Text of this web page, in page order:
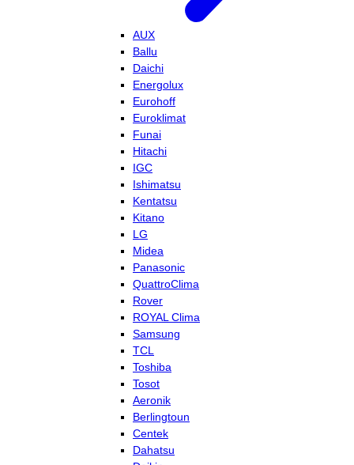
AUX
Ballu
Daichi
Energolux
Eurohoff
Euroklimat
Funai
Hitachi
IGC
Ishimatsu
Kentatsu
Kitano
LG
Midea
Panasonic
QuattroClima
Rover
ROYAL Clima
Samsung
TCL
Toshiba
Tosot
Aeronik
Berlingtoun
Centek
Dahatsu